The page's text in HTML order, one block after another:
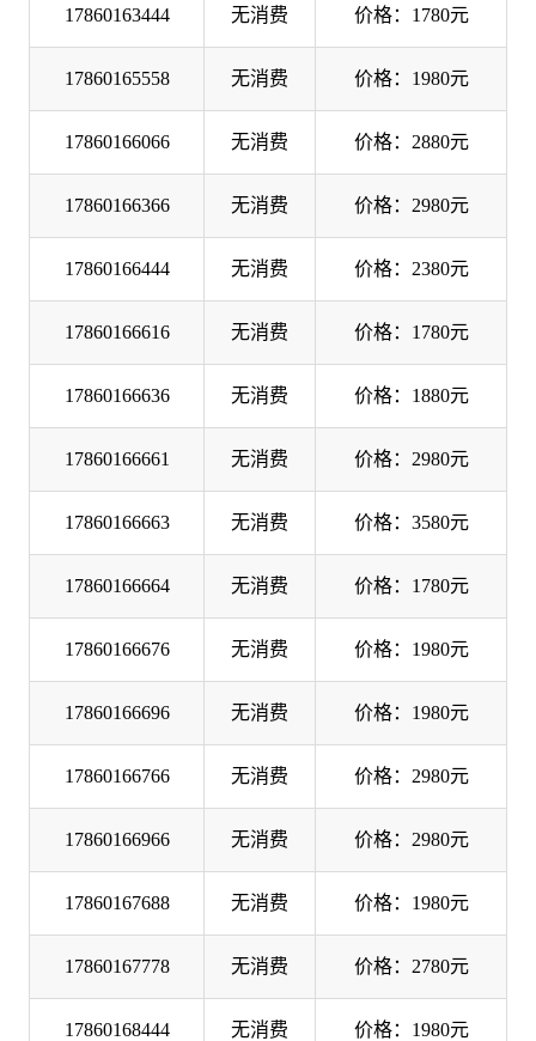
17860163444 无消费 价格：1780元
17860165558 无消费 价格：1980元
17860166066 无消费 价格：2880元
17860166366 无消费 价格：2980元
17860166444 无消费 价格：2380元
17860166616 无消费 价格：1780元
17860166636 无消费 价格：1880元
17860166661 无消费 价格：2980元
17860166663 无消费 价格：3580元
17860166664 无消费 价格：1780元
17860166676 无消费 价格：1980元
17860166696 无消费 价格：1980元
17860166766 无消费 价格：2980元
17860166966 无消费 价格：2980元
17860167688 无消费 价格：1980元
17860167778 无消费 价格：2780元
17860168444 无消费 价格：1980元